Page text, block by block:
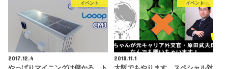
イベント
2017.12.4
イベント
2018.11.1